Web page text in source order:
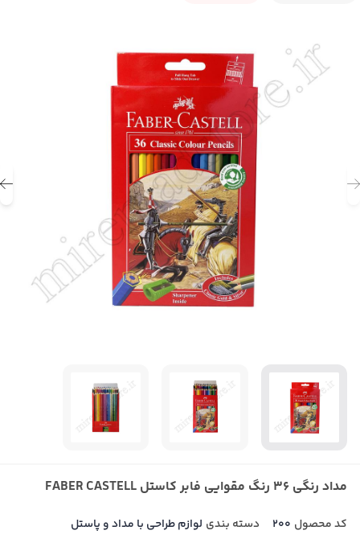
مداد رنگی 36 رنگ مقوایی فابر کاستل FABER CASTELL
کد محصول 200 دسته بندی لوازم طراحی با مداد و پاستل